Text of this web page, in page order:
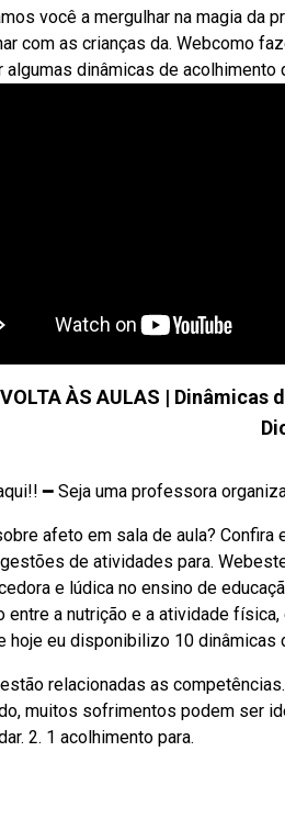
você a mergulhar na magia da
com as crianças da. Webcomo
algumas dinâmicas de
ÀS AULAS |
━ Seja uma professora
afeto em sala de aula?
de atividades para.
e lúdica no ensino de
entre a nutrição e a atividade
hoje eu disponibilizo 10 dinâmicas
relacionadas as
muitos sofrimentos podem ser
2. 1 acolhimento para.